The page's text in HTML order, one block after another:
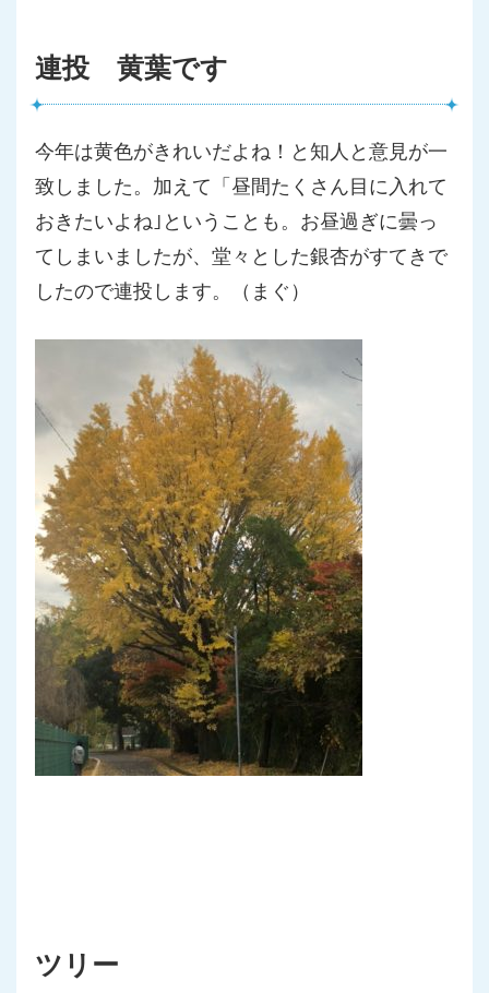
連投 黄葉です
今年は黄色がきれいだよね！と知人と意見が一
致しました。加えて 「昼間たくさん目に入れて
おきたいよね｣ということも。お昼過ぎに曇っ
てしまいましたが、堂々とした銀杏がすてきで
したので連投します。（まぐ）
ツリー